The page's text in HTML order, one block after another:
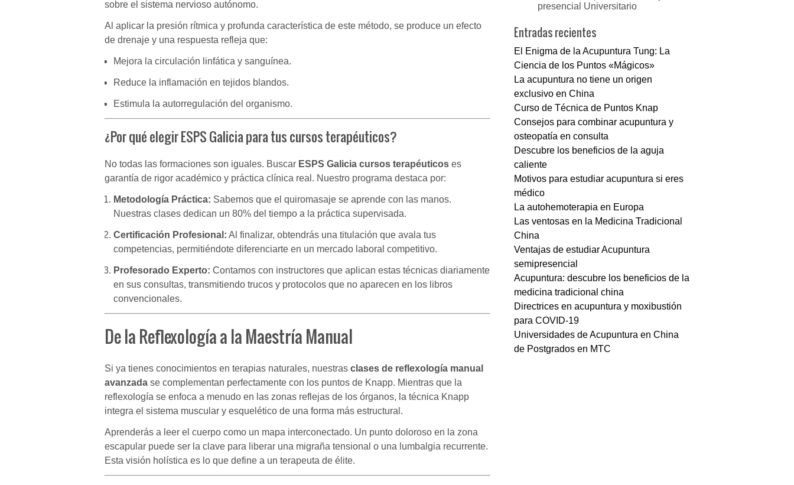
sobre el sistema nervioso autónomo.
Al aplicar la presión rítmica y profunda característica de este método, se produce un efecto
de drenaje y una respuesta refleja que:
Mejora la circulación linfática y sanguínea.
Reduce la inflamación en tejidos blandos.
Estimula la autorregulación del organismo.
¿Por qué elegir ESPS Galicia para tus cursos terapéuticos?
No todas las formaciones son iguales. Buscar ESPS Galicia cursos terapéuticos es
garantía de rigor académico y práctica clínica real. Nuestro programa destaca por:
Metodología Práctica: Sabemos que el quiromasaje se aprende con las manos.
Nuestras clases dedican un 80% del tiempo a la práctica supervisada.
Certificación Profesional: Al finalizar, obtendrás una titulación que avala tus
competencias, permitiéndote diferenciarte en un mercado laboral competitivo.
Profesorado Experto: Contamos con instructores que aplican estas técnicas diariamente
en sus consultas, transmitiendo trucos y protocolos que no aparecen en los libros
convencionales.
De la Reflexología a la Maestría Manual
Si ya tienes conocimientos en terapias naturales, nuestras clases de reflexología manual
avanzada se complementan perfectamente con los puntos de Knapp. Mientras que la
reflexología se enfoca a menudo en las zonas reflejas de los órganos, la técnica Knapp
integra el sistema muscular y esquelético de una forma más estructural.
Aprenderás a leer el cuerpo como un mapa interconectado. Un punto doloroso en la zona
escapular puede ser la clave para liberar una migraña tensional o una lumbalgia recurrente.
Esta visión holística es lo que define a un terapeuta de élite.
presencial Universitario
Entradas recientes
El Enigma de la Acupuntura Tung: La
Ciencia de los Puntos «Mágicos»
La acupuntura no tiene un origen
exclusivo en China
Curso de Técnica de Puntos Knap
Consejos para combinar acupuntura y
osteopatía en consulta
Descubre los beneficios de la aguja
caliente
Motivos para estudiar acupuntura si eres
médico
La autohemoterapia en Europa
Las ventosas en la Medicina Tradicional
China
Ventajas de estudiar Acupuntura
semipresencial
Acupuntura: descubre los beneficios de la
medicina tradicional china
Directrices en acupuntura y moxibustión
para COVID-19
Universidades de Acupuntura en China
de Postgrados en MTC